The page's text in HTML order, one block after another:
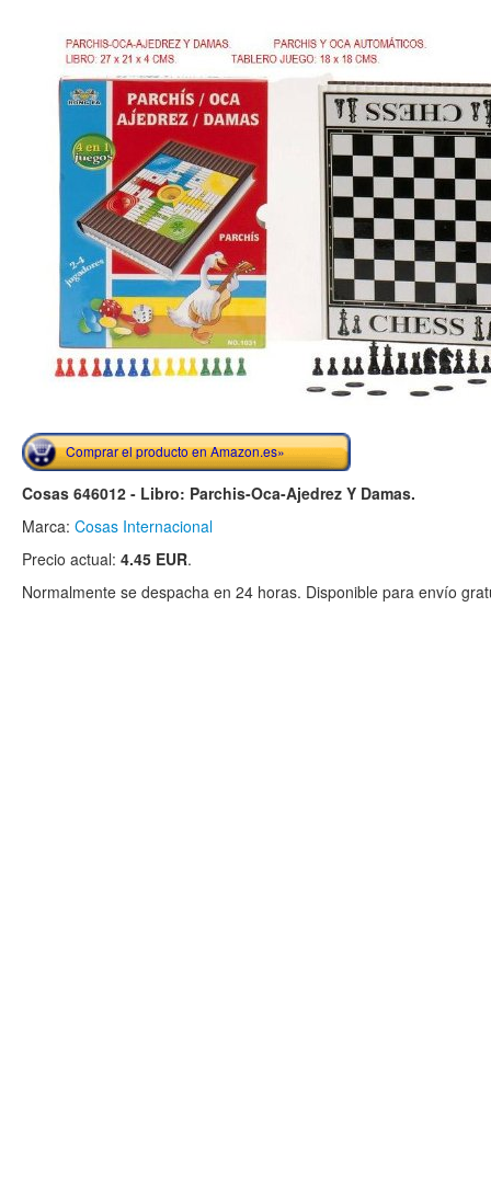
Comprar el producto en Amazon.es»
Cosas 646012 - Libro: Parchis-Oca-Ajedrez Y Damas.
Marca: Cosas Internacional
Precio actual: 4.45 EUR.
Normalmente se despacha en 24 horas. Disponible para envío